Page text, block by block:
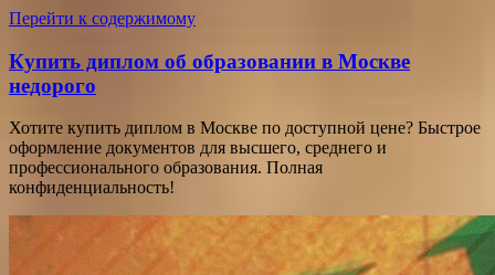
Перейти к содержимому
Купить диплом об образовании в Москве
недорого
Хотите купить диплом в Москве по доступной цене? Быстрое
оформление документов для высшего, среднего и
профессионального образования. Полная
конфиденциальность!